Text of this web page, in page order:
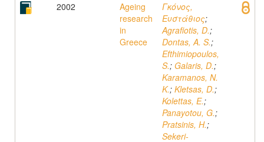
2002
Ageing
research
in
Greece
Γκόνος,
Ευστάθιος;
Agrafiotis, D.;
Dontas, A. S.;
Efthimiopoulos,
S.; Galaris, D.;
Karamanos, N.
K.; Kletsas, D.;
Kolettas, E.;
Panayotou, G.;
Pratsinis, H.;
Sekeri-